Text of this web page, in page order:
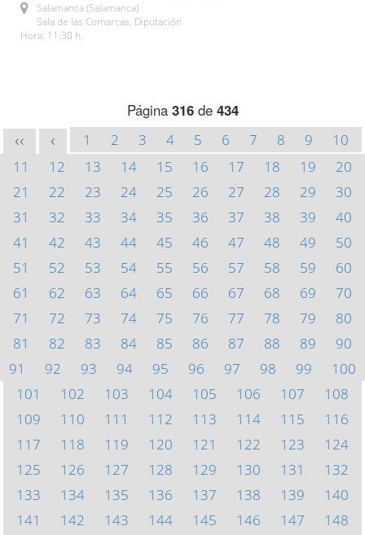
Salamanca (Salamanca)
Sala de las Comarcas. Diputación
Hora: 11:30 h.
Página 316de 434
<< < 1 2 3 4 5 6 7 8 9
10
11
12 13 14 15 16 17 18 19
20
21
22 23 24 25 26 27 28 29
30
31
32 33 34 35 36 37 38 39
40
41
42 43 44 45 46 47 48 49
50
51
52 53 54 55 56 57 58 59
60
61
62 63 64 65 66 67 68 69
70
71
72 73 74 75 76 77 78 79
80
81
82 83 84 85 86 87 88 89
90
91
92 93 94 95 96 97 98 99
100
101
102 103 104 105 106 107
108
109
110 111 112 113 114 115
116
117
118 119 120 121 122 123
124
125
126 127 128 129 130 131
132
133
134 135 136 137 138 139
140
141
142 143 144 145 146 147
148